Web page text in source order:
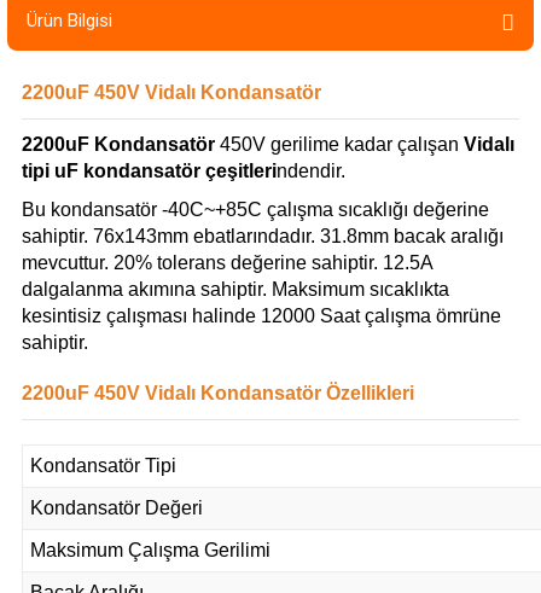
Ürün Bilgisi
2200uF 450V Vidalı Kondansatör
2200uF Kondansatör 450V gerilime kadar çalışan Vidalı
tipi uF kondansatör çeşitlerindendir.
Bu kondansatör -40C~+85C çalışma sıcaklığı değerine
sahiptir. 76x143mm ebatlarındadır. 31.8mm bacak aralığı
mevcuttur. 20% tolerans değerine sahiptir. 12.5A
dalgalanma akımına sahiptir. Maksimum sıcaklıkta
kesintisiz çalışması halinde 12000 Saat çalışma ömrüne
sahiptir.
2200uF 450V Vidalı Kondansatör Özellikleri
Kondansatör Tipi
Kondansatör Değeri
Maksimum Çalışma Gerilimi